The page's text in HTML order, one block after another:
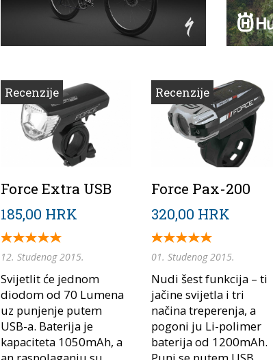
Recenzije
Force Extra USB
185,00 HRK
12. Studenog 2015.
Svijetlit će jednom
diodom od 70 Lumena
uz punjenje putem
USB-a. Baterija je
kapaciteta 1050mAh, a
Recenzije
Force Pax-200
320,00 HRK
01. Studenog 2015.
Nudi šest funkcija – ti
jačine svijetla i tri
načina treperenja, a
pogoni ju Li-polimer
baterija od 1200mAh.